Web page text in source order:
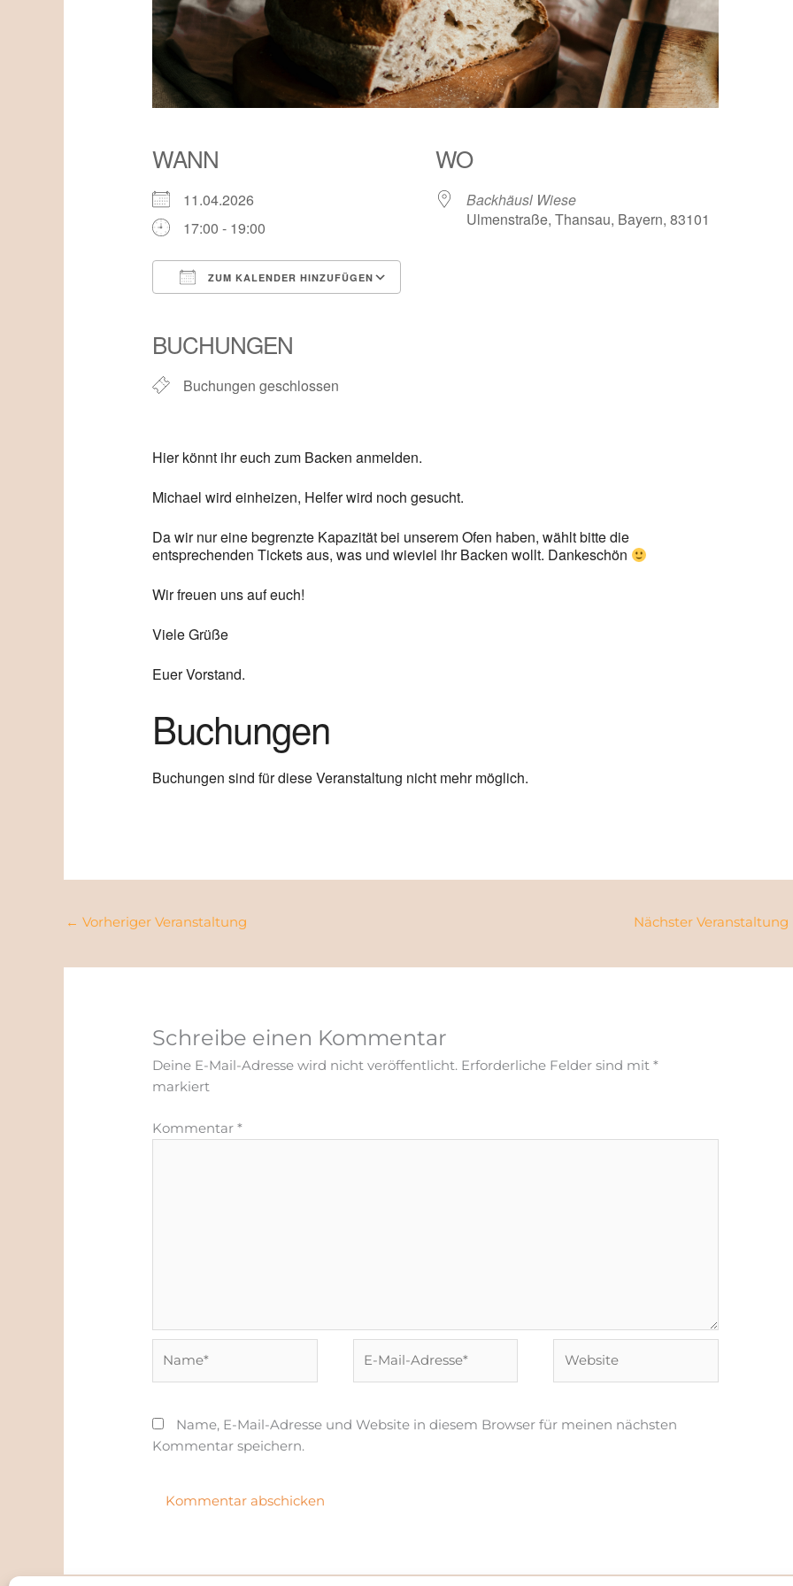
WANN
11.04.2026
17:00 - 19:00
ZUM KALENDER HINZUFÜGEN
BUCHUNGEN
Buchungen geschlossen
WO
Backhäusl Wiese
Ulmenstraße, Thansau, Bayern, 83101
Hier könnt ihr euch zum Backen anmelden.
Michael wird einheizen, Helfer wird noch gesucht.
Da wir nur eine begrenzte Kapazität bei unserem Ofen haben, wählt bitte die
entsprechenden Tickets aus, was und wieviel ihr Backen wollt. Dankeschön
Wir freuen uns auf euch!
Viele Grüße
Euer Vorstand.
Buchungen
Buchungen sind für diese Veranstaltung nicht mehr möglich.
← Vorheriger Veranstaltung Nächster Veranstaltung
Schreibe einen Kommentar
Deine E-Mail-Adresse wird nicht veröffentlicht. Erforderliche Felder sind mit*
markiert
Kommentar*
Mail-
Name, E-Mail-Adresse und Website in diesem Browser für meinen nächsten
Kommentar speichern.